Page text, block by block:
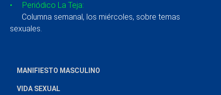
• Periódico La Teja:
Columna semanal, los miércoles, sobre temas
sexuales.
MANIFIESTO MASCULINO
VIDA SEXUAL